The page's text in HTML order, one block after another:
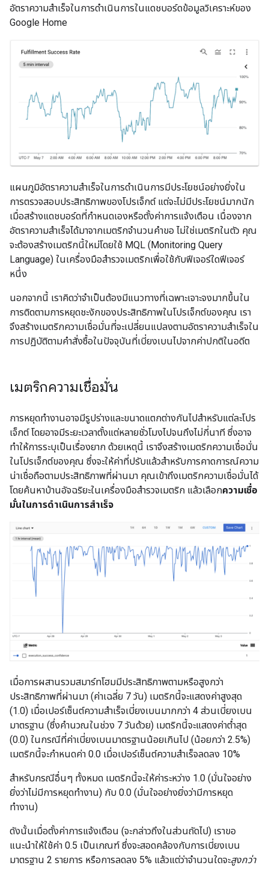
อัตราความสำเร็จในการดำเนินการในแดชบอร์ดข้อมูลวิเคราะห์ของ
Google Home
แผนภูมิอัตราความสำเร็จในการดำเนินการมีประโยชน์อย่างยิ่งใน
การตรวจสอบประสิทธิภาพของโปรเจ็กต์ แต่จะไม่มีประโยชน์มากนัก
เมื่อสร้างแดชบอร์ดที่กำหนดเองหรือตั้งค่าการแจ้งเตือน เนื่องจาก
อัตราความสำเร็จได้มาจากเมตริกจำนวนคำขอ ไม่ใช่เมตริกในตัว คุณ
จะต้องสร้างเมตริกนี้ใหม่โดยใช้ MQL (Monitoring Query
Language) ในเครื่องมือสำรวจเมตริกเพื่อใช้กับฟีเจอร์ใดฟีเจอร์
หนึ่ง
นอกจากนี้ เราคิดว่าจำเป็นต้องมีแนวทางที่เฉพาะเจาะจงมากขึ้นใน
การติดตามการหยุดชะงักของประสิทธิภาพในโปรเจ็กต์ของคุณ เรา
จึงสร้างเมตริกความเชื่อมั่นที่จะเปลี่ยนแปลงตามอัตราความสำเร็จใน
การปฏิบัติตามคำสั่งซื้อในปัจจุบันที่เบี่ยงเบนไปจากค่าปกติในอดีต
เมตริกความเชื่อมั่น
การหยุดทำงานอาจมีรูปร่างและขนาดแตกต่างกันไปสำหรับแต่ละโปร
เจ็กต์ โดยอาจมีระยะเวลาตั้งแต่หลายชั่วโมงไปจนถึงไม่กี่นาที ซึ่งอาจ
ทำให้การระบุเป็นเรื่องยาก ด้วยเหตุนี้ เราจึงสร้างเมตริกความเชื่อมั่น
ในโปรเจ็กต์ของคุณ ซึ่งจะให้ค่าที่ปรับแล้วสำหรับการคาดการณ์ความ
น่าเชื่อถือตามประสิทธิภาพที่ผ่านมา คุณเข้าถึงเมตริกความเชื่อมั่นได้
โดยค้นหาบ้านอัจฉริยะในเครื่องมือสํารวจเมตริก แล้วเลือกความเชื่อ
มั่นในการดําเนินการสําเร็จ
เมื่อการผสานรวมสมาร์ทโฮมมีประสิทธิภาพตามหรือสูงกว่า
ประสิทธิภาพที่ผ่านมา (ค่าเฉลี่ย 7 วัน) เมตริกนี้จะแสดงค่าสูงสุด
(1.0) เมื่อเปอร์เซ็นต์ความสำเร็จเบี่ยงเบนมากกว่า 4 ส่วนเบี่ยงเบน
มาตรฐาน (ซึ่งคำนวณในช่วง 7 วันด้วย) เมตริกนี้จะแสดงค่าต่ำสุด
(0.0) ในกรณีที่ค่าเบี่ยงเบนมาตรฐานน้อยเกินไป (น้อยกว่า 2.5%)
เมตริกนี้จะกำหนดค่า 0.0 เมื่อเปอร์เซ็นต์ความสำเร็จลดลง 10%
สำหรับกรณีอื่นๆ ทั้งหมด เมตริกนี้จะให้ค่าระหว่าง 1.0 (มั่นใจอย่าง
ยิ่งว่าไม่มีการหยุดทำงาน) กับ 0.0 (มั่นใจอย่างยิ่งว่ามีการหยุด
ทำงาน)
ดังนั้นเมื่อตั้งค่าการแจ้งเตือน (จะกล่าวถึงในส่วนถัดไป) เราขอ
แนะนำให้ใช้ค่า 0.5 เป็นเกณฑ์ ซึ่งจะสอดคล้องกับการเบี่ยงเบน
มาตรฐาน 2 รายการ หรือการลดลง 5% แล้วแต่ว่าจำนวนใดจะสูงกว่า